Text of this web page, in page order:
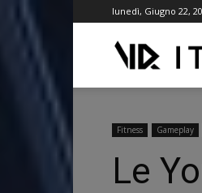
lunedì, Giugno 22,
Fitness Gameplay
Le